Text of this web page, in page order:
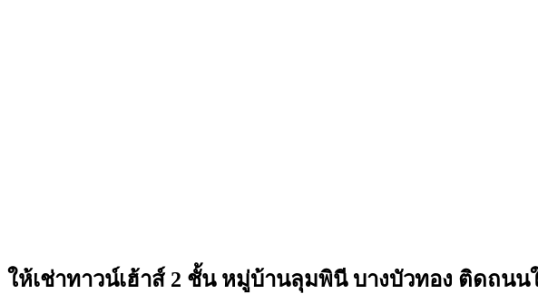
ให้เช่าทาวน์เฮ้าส์ 2 ชั้น หมู่บ้านลุมพินี บางบัวทอง ติดถน